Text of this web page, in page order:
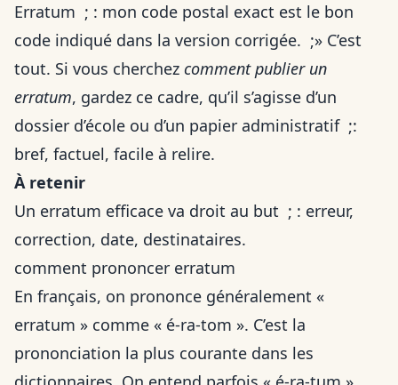
Erratum ; : mon code postal exact est le bon
code indiqué dans la version corrigée. ;» C’est
tout. Si vous cherchez comment publier un
erratum, gardez ce cadre, qu’il s’agisse d’un
dossier d’école ou d’un papier administratif ;:
bref, factuel, facile à relire.
À retenir
Un erratum efficace va droit au but ; : erreur,
correction, date, destinataires.
comment prononcer erratum
En français, on prononce généralement «
erratum » comme « é-ra-tom ». C’est la
prononciation la plus courante dans les